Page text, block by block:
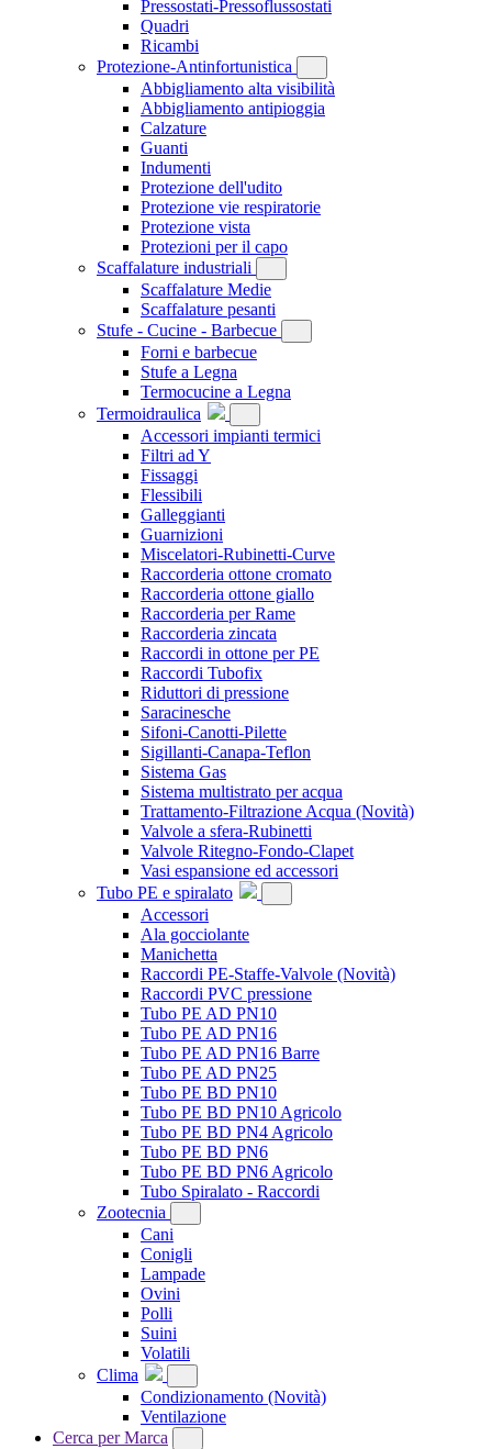
Pressostati-Pressoflussostati
Quadri
Ricambi
Protezione-Antinfortunistica
Abbigliamento alta visibilità
Abbigliamento antipioggia
Calzature
Guanti
Indumenti
Protezione dell'udito
Protezione vie respiratorie
Protezione vista
Protezioni per il capo
Scaffalature industriali
Scaffalature Medie
Scaffalature pesanti
Stufe - Cucine - Barbecue
Forni e barbecue
Stufe a Legna
Termocucine a Legna
Termoidraulica
Accessori impianti termici
Filtri ad Y
Fissaggi
Flessibili
Galleggianti
Guarnizioni
Miscelatori-Rubinetti-Curve
Raccorderia ottone cromato
Raccorderia ottone giallo
Raccorderia per Rame
Raccorderia zincata
Raccordi in ottone per PE
Raccordi Tubofix
Riduttori di pressione
Saracinesche
Sifoni-Canotti-Pilette
Sigillanti-Canapa-Teflon
Sistema Gas
Sistema multistrato per acqua
Trattamento-Filtrazione Acqua (Novità)
Valvole a sfera-Rubinetti
Valvole Ritegno-Fondo-Clapet
Vasi espansione ed accessori
Tubo PE e spiralato
Accessori
Ala gocciolante
Manichetta
Raccordi PE-Staffe-Valvole (Novità)
Raccordi PVC pressione
Tubo PE AD PN10
Tubo PE AD PN16
Tubo PE AD PN16 Barre
Tubo PE AD PN25
Tubo PE BD PN10
Tubo PE BD PN10 Agricolo
Tubo PE BD PN4 Agricolo
Tubo PE BD PN6
Tubo PE BD PN6 Agricolo
Tubo Spiralato - Raccordi
Zootecnia
Cani
Conigli
Lampade
Ovini
Polli
Suini
Volatili
Clima
Condizionamento (Novità)
Ventilazione
Cerca per Marca